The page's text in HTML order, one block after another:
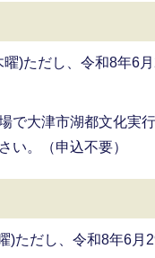
)ただし、令和8年6
で大津市湖都文化実
い。（申込不要）
)ただし、令和8年6月